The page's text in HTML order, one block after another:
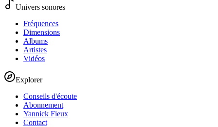
Univers sonores
Fréquences
Dimensions
Albums
Artistes
Vidéos
Explorer
Conseils d'écoute
Abonnement
Yannick Fieux
Contact